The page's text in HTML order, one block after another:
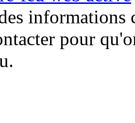
informations
pour